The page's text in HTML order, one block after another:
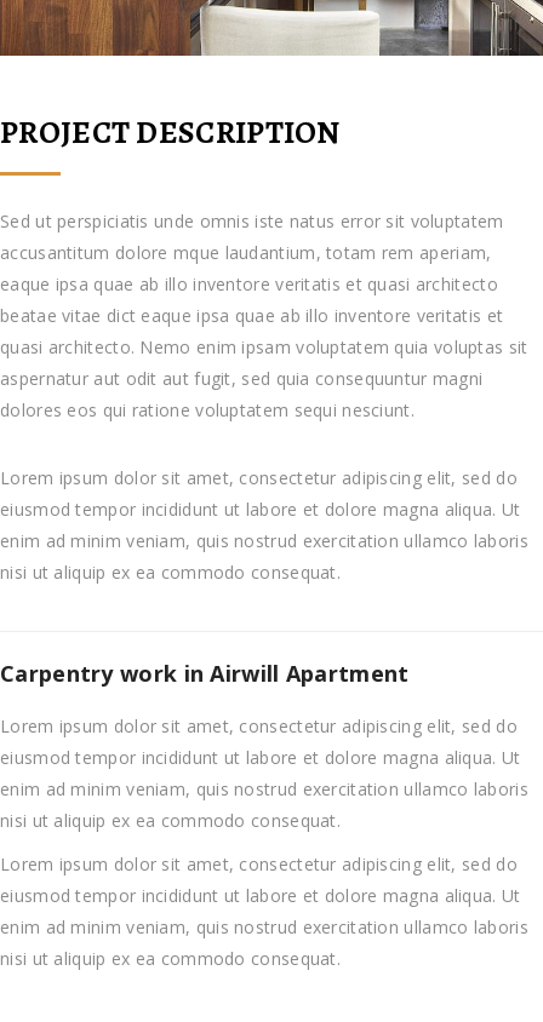
PROJECT DESCRIPTION
Sed ut perspiciatis unde omnis iste natus error sit voluptatem
accusantitum dolore mque laudantium, totam rem aperiam,
eaque ipsa quae ab illo inventore veritatis et quasi architecto
beatae vitae dict eaque ipsa quae ab illo inventore veritatis et
quasi architecto. Nemo enim ipsam voluptatem quia voluptas sit
aspernatur aut odit aut fugit, sed quia consequuntur magni
dolores eos qui ratione voluptatem sequi nesciunt.
Lorem ipsum dolor sit amet, consectetur adipiscing elit, sed do
eiusmod tempor incididunt ut labore et dolore magna aliqua. Ut
enim ad minim veniam, quis nostrud exercitation ullamco laboris
nisi ut aliquip ex ea commodo consequat.
Carpentry work in Airwill Apartment
Lorem ipsum dolor sit amet, consectetur adipiscing elit, sed do
eiusmod tempor incididunt ut labore et dolore magna aliqua. Ut
enim ad minim veniam, quis nostrud exercitation ullamco laboris
nisi ut aliquip ex ea commodo consequat.
Lorem ipsum dolor sit amet, consectetur adipiscing elit, sed do
eiusmod tempor incididunt ut labore et dolore magna aliqua. Ut
enim ad minim veniam, quis nostrud exercitation ullamco laboris
nisi ut aliquip ex ea commodo consequat.